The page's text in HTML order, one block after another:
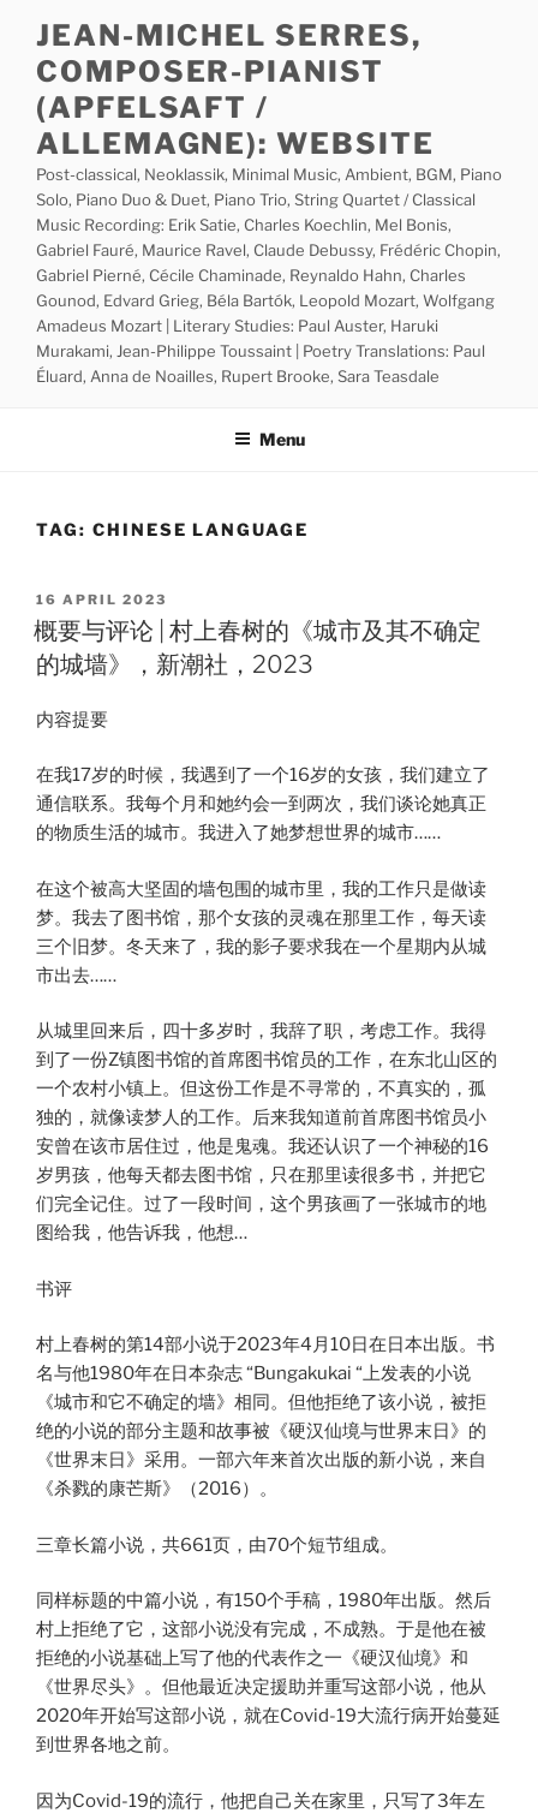
content
JEAN-MICHEL SERRES,
COMPOSER-PIANIST
(APFELSAFT /
ALLEMAGNE): WEBSITE
Post-classical, Neoklassik, Minimal Music, Ambient, BGM, Piano
Solo, Piano Duo & Duet, Piano Trio, String Quartet / Classical
Music Recording: Erik Satie, Charles Koechlin, Mel Bonis,
Gabriel Fauré, Maurice Ravel, Claude Debussy, Frédéric Chopin,
Gabriel Pierné, Cécile Chaminade, Reynaldo Hahn, Charles
Gounod, Edvard Grieg, Béla Bartók, Leopold Mozart, Wolfgang
Amadeus Mozart | Literary Studies: Paul Auster, Haruki
Murakami, Jean-Philippe Toussaint | Poetry Translations: Paul
Éluard, Anna de Noailles, Rupert Brooke, Sara Teasdale
Menu
TAG: CHINESE LANGUAGE
POSTED
ON
16 APRIL 2023
概要与评论 | 村上春树的《城市及其不确定
的城墙》，新潮社，2023
内容提要
在我17岁的时候，我遇到了一个16岁的女孩，我们建立了
通信联系。我每个月和她约会一到两次，我们谈论她真正
的物质生活的城市。我进入了她梦想世界的城市……
在这个被高大坚固的墙包围的城市里，我的工作只是做读
梦。我去了图书馆，那个女孩的灵魂在那里工作，每天读
三个旧梦。冬天来了，我的影子要求我在一个星期内从城
市出去……
从城里回来后，四十多岁时，我辞了职，考虑工作。我得
到了一份Z镇图书馆的首席图书馆员的工作，在东北山区的
一个农村小镇上。但这份工作是不寻常的，不真实的，孤
独的，就像读梦人的工作。后来我知道前首席图书馆员小
安曾在该市居住过，他是鬼魂。我还认识了一个神秘的16
岁男孩，他每天都去图书馆，只在那里读很多书，并把它
们完全记住。过了一段时间，这个男孩画了一张城市的地
图给我，他告诉我，他想…
书评
村上春树的第14部小说于2023年4月10日在日本出版。书
名与他1980年在日本杂志 “Bungakukai “上发表的小说
《城市和它不确定的墙》相同。但他拒绝了该小说，被拒
绝的小说的部分主题和故事被《硬汉仙境与世界末日》的
《世界末日》采用。一部六年来首次出版的新小说，来自
《杀戮的康芒斯》（2016）。
三章长篇小说，共661页，由70个短节组成。
同样标题的中篇小说，有150个手稿，1980年出版。然后
村上拒绝了它，这部小说没有完成，不成熟。于是他在被
拒绝的小说基础上写了他的代表作之一《硬汉仙境》和
《世界尽头》。但他最近决定援助并重写这部小说，他从
2020年开始写这部小说，就在Covid-19大流行病开始蔓延
到世界各地之前。
因为Covid-19的流行，他把自己关在家里，只写了3年左